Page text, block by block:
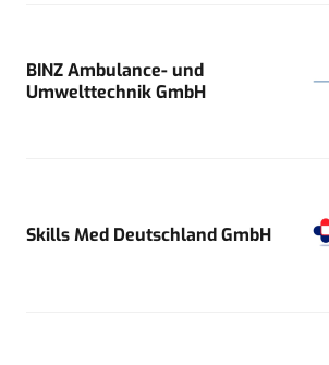
BINZ Ambulance- und
Umwelttechnik GmbH
Skills Med Deutschland GmbH